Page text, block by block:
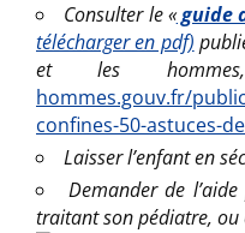
Consulter le «guide
télécharger en pdf)
et les
hommes.gouv.fr/
confines-50-astuces-
Laisser l’enfant en
Demander de
traitant son pédiatre, ou